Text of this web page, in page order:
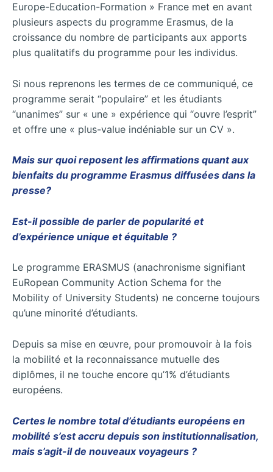
Europe-Education-Formation » France met en avant
plusieurs aspects du programme Erasmus, de la
croissance du nombre de participants aux apports
plus qualitatifs du programme pour les individus.
Si nous reprenons les termes de ce communiqué, ce
programme serait “populaire” et les étudiants
“unanimes” sur « une » expérience qui “ouvre l’esprit”
et offre une « plus-value indéniable sur un CV ».
Mais sur quoi reposent les affirmations quant aux
bienfaits du programme Erasmus diffusées dans la
presse?
Est-il possible de parler de popularité et
d’expérience unique et équitable ?
Le programme ERASMUS (anachronisme signifiant
EuRopean Community Action Schema for the
Mobility of University Students) ne concerne toujours
qu’une minorité d’étudiants.
Depuis sa mise en œuvre, pour promouvoir à la fois
la mobilité et la reconnaissance mutuelle des
diplômes, il ne touche encore qu’1% d’étudiants
européens.
Certes le nombre total d’étudiants européens en
mobilité s’est accru depuis son institutionnalisation,
mais s’agit-il de nouveaux voyageurs ?